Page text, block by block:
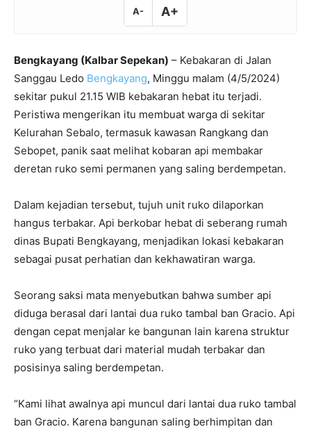
A- A+
Bengkayang (Kalbar Sepekan) – Kebakaran di Jalan
Sanggau Ledo Bengkayang, Minggu malam (4/5/2024)
sekitar pukul 21.15 WIB kebakaran hebat itu terjadi.
Peristiwa mengerikan itu membuat warga di sekitar
Kelurahan Sebalo, termasuk kawasan Rangkang dan
Sebopet, panik saat melihat kobaran api membakar
deretan ruko semi permanen yang saling berdempetan.
Dalam kejadian tersebut, tujuh unit ruko dilaporkan
hangus terbakar. Api berkobar hebat di seberang rumah
dinas Bupati Bengkayang, menjadikan lokasi kebakaran
sebagai pusat perhatian dan kekhawatiran warga.
Seorang saksi mata menyebutkan bahwa sumber api
diduga berasal dari lantai dua ruko tambal ban Gracio. Api
dengan cepat menjalar ke bangunan lain karena struktur
ruko yang terbuat dari material mudah terbakar dan
posisinya saling berdempetan.
“Kami lihat awalnya api muncul dari lantai dua ruko tambal
ban Gracio. Karena bangunan saling berhimpitan dan